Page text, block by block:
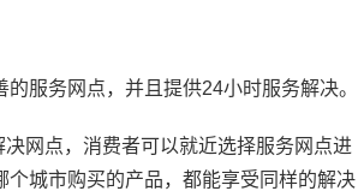
服务网点，并且提供24小时服务解决。
网点，消费者可以就近选择服务网点进
城市购买的产品，都能享受同样的解决